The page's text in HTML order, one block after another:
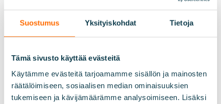
Suostumus Yksityiskohdat Tietoja
Tämä sivusto käyttää evästeitä
Käytämme evästeitä tarjoamamme sisällön ja mainosten
räätälöimiseen, sosiaalisen median ominaisuuksien
tukemiseen ja kävijämäärämme analysoimiseen. Lisäksi
30.6.2025
Asumispalveluyksikkö
rakenteille Turussa